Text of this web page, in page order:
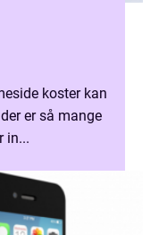
koster kan
er så mange
in...